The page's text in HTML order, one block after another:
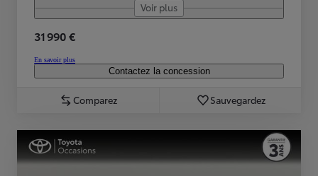
Voir plus
31 990 €
En savoir plus
Contactez la concession
Comparez Sauvegardez